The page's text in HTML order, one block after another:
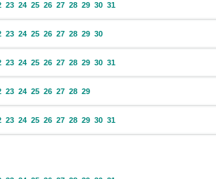
23 24 25 26 27 28 29 30 31
23 24 25 26 27 28 29 30
23 24 25 26 27 28 29 30 31
23 24 25 26 27 28 29
23 24 25 26 27 28 29 30 31